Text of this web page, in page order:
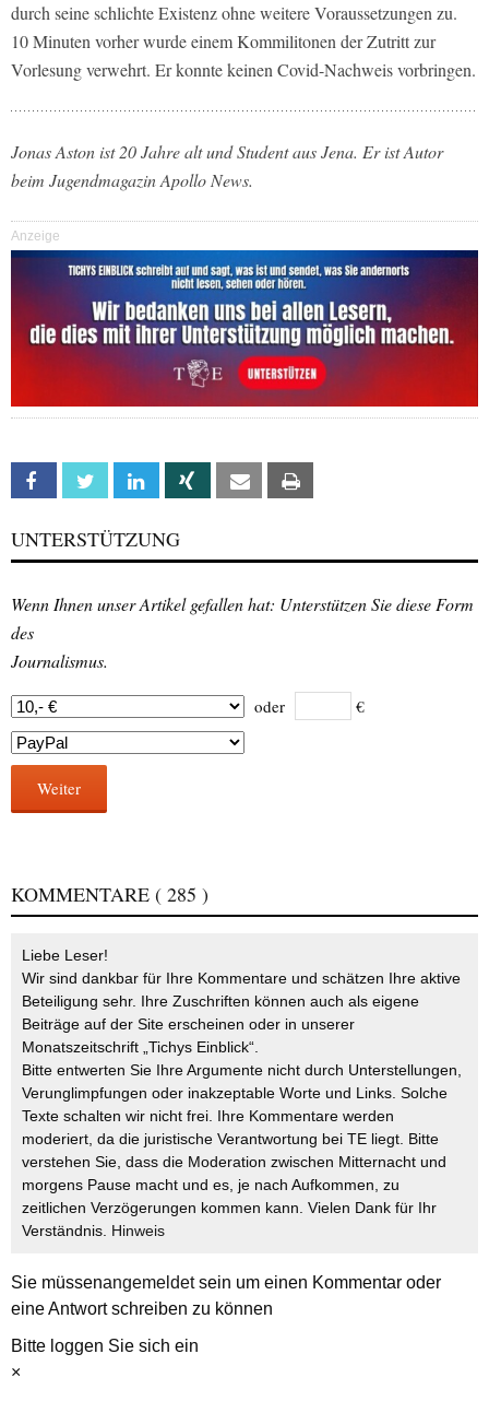
durch seine schlichte Existenz ohne weitere Voraussetzungen zu.
10 Minuten vorher wurde einem Kommilitonen der Zutritt zur
Vorlesung verwehrt. Er konnte keinen Covid-Nachweis vorbringen.
Jonas Aston ist 20 Jahre alt und Student aus Jena. Er ist Autor
beim Jugendmagazin Apollo News.
Anzeige
Facebook Twitter Linkedin Xing Email
UNTERSTÜTZUNG
Wenn Ihnen unser Artikel gefallen hat: Unterstützen Sie diese Form
des
Journalismus.
oder €
Weiter
KOMMENTARE ( 285 )
Liebe Leser!
Wir sind dankbar für Ihre Kommentare und schätzen Ihre aktive
Beteiligung sehr. Ihre Zuschriften können auch als eigene
Beiträge auf der Site erscheinen oder in unserer
Monatszeitschrift „Tichys Einblick“.
Bitte entwerten Sie Ihre Argumente nicht durch Unterstellungen,
Verunglimpfungen oder inakzeptable Worte und Links. Solche
Texte schalten wir nicht frei. Ihre Kommentare werden
moderiert, da die juristische Verantwortung bei TE liegt. Bitte
verstehen Sie, dass die Moderation zwischen Mitternacht und
morgens Pause macht und es, je nach Aufkommen, zu
zeitlichen Verzögerungen kommen kann. Vielen Dank für Ihr
Verständnis. Hinweis
Sie müssenangemeldetsein um einen Kommentar oder
eine Antwort schreiben zu können
Bitte loggen Sie sich ein
×